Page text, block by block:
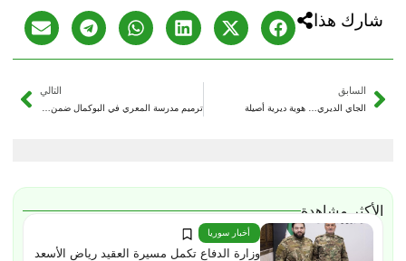
شارك هذا
السابق
الجاي الديري… هوية ديرية أصيلة
التالي
الأكثر مشاهدة
أخبار سوريا
وزارة الدفاع تكمل مسيرة العقيد رياض الأسعد